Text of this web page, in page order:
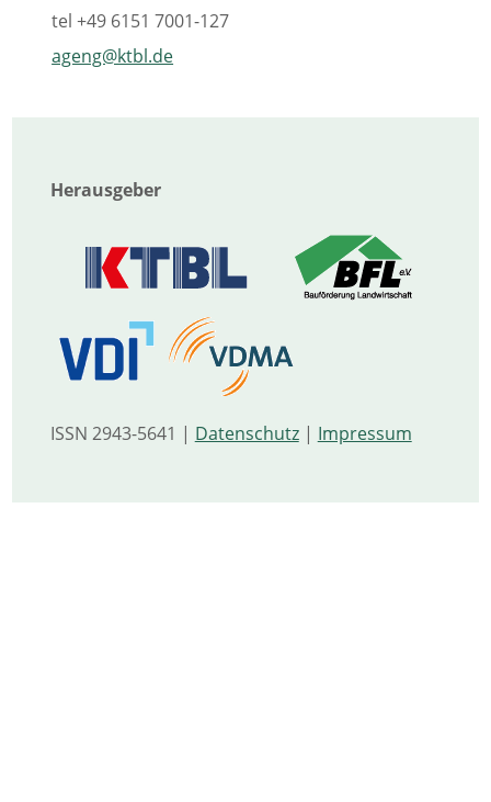
tel+49 6151 7001-127
ageng@ktbl.de
Herausgeber
ISSN 2943-5641 | Datenschutz| Impressum